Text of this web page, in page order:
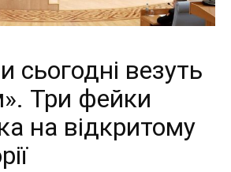
сьогодні везуть
Три фейки
на відкритому